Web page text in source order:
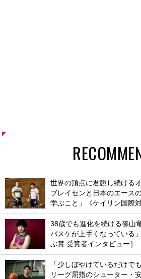
世界の頂点に君臨し続ける
ブレイセンと日本のエース
学ぶこと」《ケイリン国際
38歳でも進化を続ける篠山
バスケが上手くなっている
ぶ賞 受賞者インタビュー］
「少しぼやけているだけで
リーグ屈指のシューター・